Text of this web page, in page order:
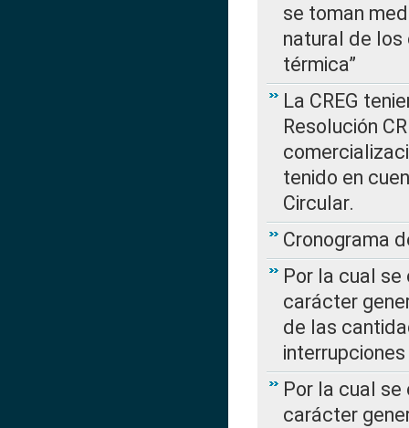
se toman
natural de los
térmica”
La CREG
Resolución
tenido en
Circular.
Cronograma
Por la cual
carácter
de las
Por la cual
carácter